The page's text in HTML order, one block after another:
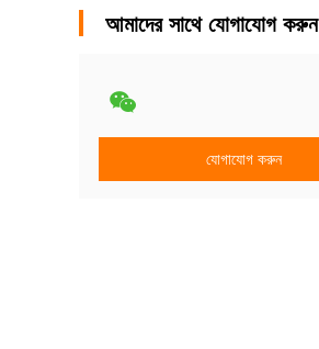
আমাদের সাথে যোগাযোগ করুন
যোগাযোগ করুন